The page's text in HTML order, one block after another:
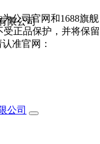
公司
公司官网和1688旗舰
正品保护，并将保留
准官网：